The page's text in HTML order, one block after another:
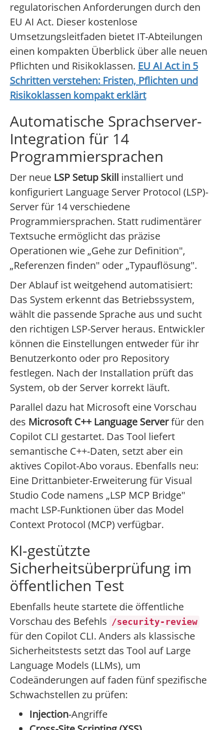
regulatorischen Anforderungen durch den
EU AI Act. Dieser kostenlose
Umsetzungsleitfaden bietet IT-Abteilungen
einen kompakten Überblick über alle neuen
Pflichten und Risikoklassen. EU AI Act in 5
Schritten verstehen: Fristen, Pflichten und
Risikoklassen kompakt erklärt
Automatische Sprachserver-
Integration für 14
Programmiersprachen
Der neue LSP Setup Skill installiert und
konfiguriert Language Server Protocol (LSP)-
Server für 14 verschiedene
Programmiersprachen. Statt rudimentärer
Textsuche ermöglicht das präzise
Operationen wie „Gehe zur Definition",
„Referenzen finden" oder „Typauflösung".
Der Ablauf ist weitgehend automatisiert:
Das System erkennt das Betriebssystem,
wählt die passende Sprache aus und sucht
den richtigen LSP-Server heraus. Entwickler
können die Einstellungen entweder für ihr
Benutzerkonto oder pro Repository
festlegen. Nach der Installation prüft das
System, ob der Server korrekt läuft.
Parallel dazu hat Microsoft eine Vorschau
des Microsoft C++ Language Serverfür den
Copilot CLI gestartet. Das Tool liefert
semantische C++-Daten, setzt aber ein
aktives Copilot-Abo voraus. Ebenfalls neu:
Eine Drittanbieter-Erweiterung für Visual
Studio Code namens „LSP MCP Bridge"
macht LSP-Funktionen über das Model
Context Protocol (MCP) verfügbar.
KI-gestützte
Sicherheitsüberprüfung im
öffentlichen Test
Ebenfalls heute startete die öffentliche
Vorschau des Befehls /security-review
für den Copilot CLI. Anders als klassische
Sicherheitstests setzt das Tool auf Large
Language Models (LLMs), um
Codeänderungen auf faden fünf spezifische
Schwachstellen zu prüfen:
Injection-Angriffe